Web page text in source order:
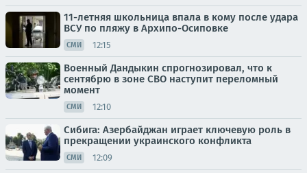
11-летняя школьница впала в кому после удара
ВСУ по пляжу в Архипо-Осиповке
СМИ 12:15
Военный Дандыкин спрогнозировал, что к
сентябрю в зоне СВО наступит переломный
момент
СМИ 12:10
Сибига: Азербайджан играет ключевую роль в
прекращении украинского конфликта
СМИ 12:09